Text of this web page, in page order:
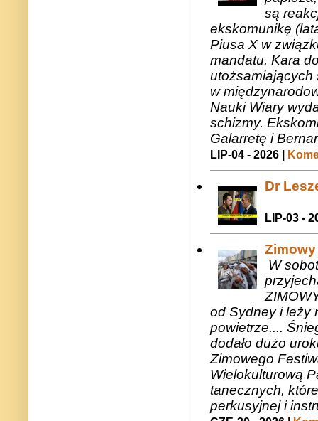
są
ekskomunikę
Piusa X w
mandatu. Kara
utożsamiających
w
Nauki Wiary
schizmy.
Galarretę i
LIP-04 - 2026 |
Dr
LIP-03 -
W
od Sydney i leży
powietrze....
dodało dużo
Zimowego
Wielokulturową
tanecznych,
perkusyjnej i